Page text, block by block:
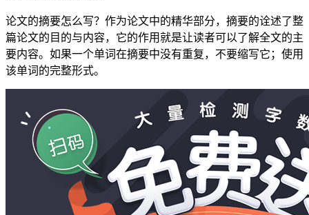
论文的摘要怎么写？作为论文中的精华部分，摘要的诠述了整
篇论文的目的与内容，它的作用就是让读者可以了解全文的主
要内容。如果一个单词在摘要中没有重复，不要缩写它；使用
该单词的完整形式。